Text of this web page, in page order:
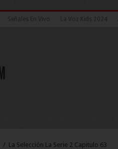
Señales En Vivo La Voz Kids 2024
/ La Selección La Serie 2 Capitulo 63